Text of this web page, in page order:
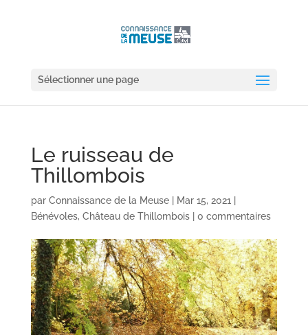
Sélectionner une page
Le ruisseau de
Thillombois
par Connaissance de la Meuse| Mar 15, 2021
Bénévoles, Château de Thillombois| 0 commentaires